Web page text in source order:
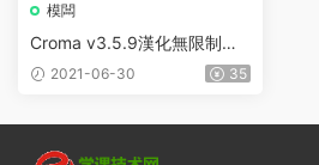
模闆
Croma v3.5.9漢化無限制版
– WordPress音樂主題
2021-06-30 35